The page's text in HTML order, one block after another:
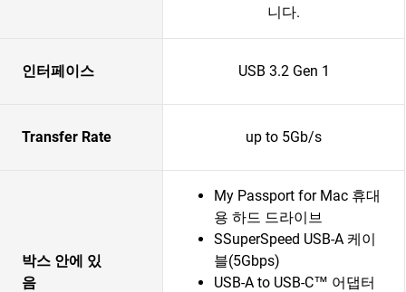
니다.
인터페이스 USB 3.2 Gen 1
Transfer Rate up to 5Gb/s
박스 안에 있
음
My Passport for Mac 휴대
용 하드 드라이브
SSuperSpeed USB-A 케이
블(5Gbps)
USB-A to USB-C™ 어댑터